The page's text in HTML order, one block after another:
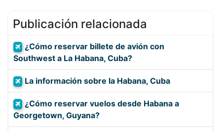
Publicación relacionada
¿Cómo reservar billete de avión con
Southwest a La Habana, Cuba?
La información sobre la Habana, Cuba
¿Cómo reservar vuelos desde Habana a
Georgetown, Guyana?